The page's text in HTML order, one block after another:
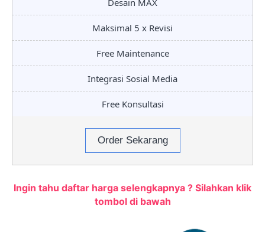
Maksimal 5 x Revisi
Free Maintenance
Integrasi Sosial Media
Free Konsultasi
Order Sekarang
Ingin tahu daftar harga selengkapnya ? Silahkan klik
tombol di bawah